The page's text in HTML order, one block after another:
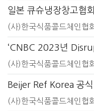
(사)한국식품콜드체인협회
‘CNBC 2023년
(사)한국식품콜드체인협회
Beijer Ref Korea 공
(사)한국식품콜드체인협회